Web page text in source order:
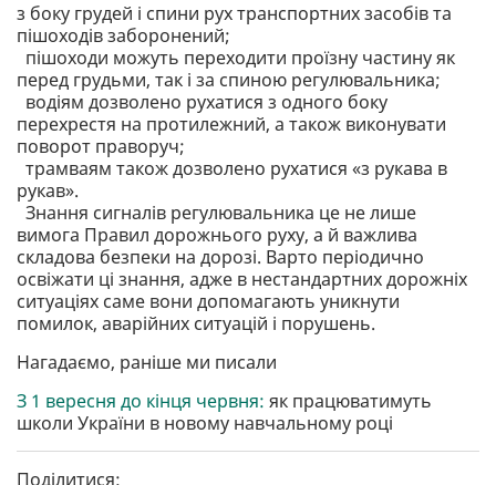
з боку грудей і спини рух транспортних засобів та
пішоходів заборонений;
пішоходи можуть переходити проїзну частину як
перед грудьми, так і за спиною регулювальника;
водіям дозволено рухатися з одного боку
перехрестя на протилежний, а також виконувати
поворот праворуч;
трамваям також дозволено рухатися «з рукава в
рукав».
Знання сигналів регулювальника це не лише
вимога Правил дорожнього руху, а й важлива
складова безпеки на дорозі. Варто періодично
освіжати ці знання, адже в нестандартних дорожніх
ситуаціях саме вони допомагають уникнути
помилок, аварійних ситуацій і порушень.
Нагадаємо, раніше ми писали
З 1 вересня до кінця червня: як працюватимуть
школи України в новому навчальному році
Поділитися: